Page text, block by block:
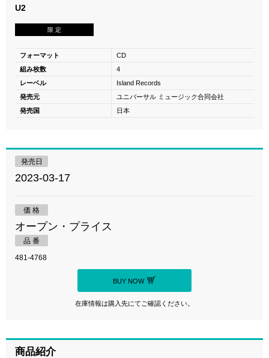
U2
限 定
フォーマット
CD
組み枚数
4
レーベル
Island Records
発売元
ユニバーサル ミュージック合同会社
発売国
日本
発売日
2023-03-17
価 格
オープン・プライス
品 番
481-4768
BUY NOW
在庫情報は購入先にてご確認ください。
商品紹介